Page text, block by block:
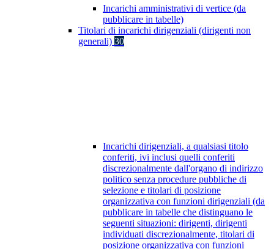
Incarichi amministrativi di vertice (da
pubblicare in tabelle)
Titolari di incarichi dirigenziali (dirigenti non
generali) 30
Incarichi dirigenziali, a qualsiasi titolo
conferiti, ivi inclusi quelli conferiti
discrezionalmente dall'organo di indirizzo
politico senza procedure pubbliche di
selezione e titolari di posizione
organizzativa con funzioni dirigenziali (da
pubblicare in tabelle che distinguano le
seguenti situazioni: dirigenti, dirigenti
individuati discrezionalmente, titolari di
posizione organizzativa con funzioni